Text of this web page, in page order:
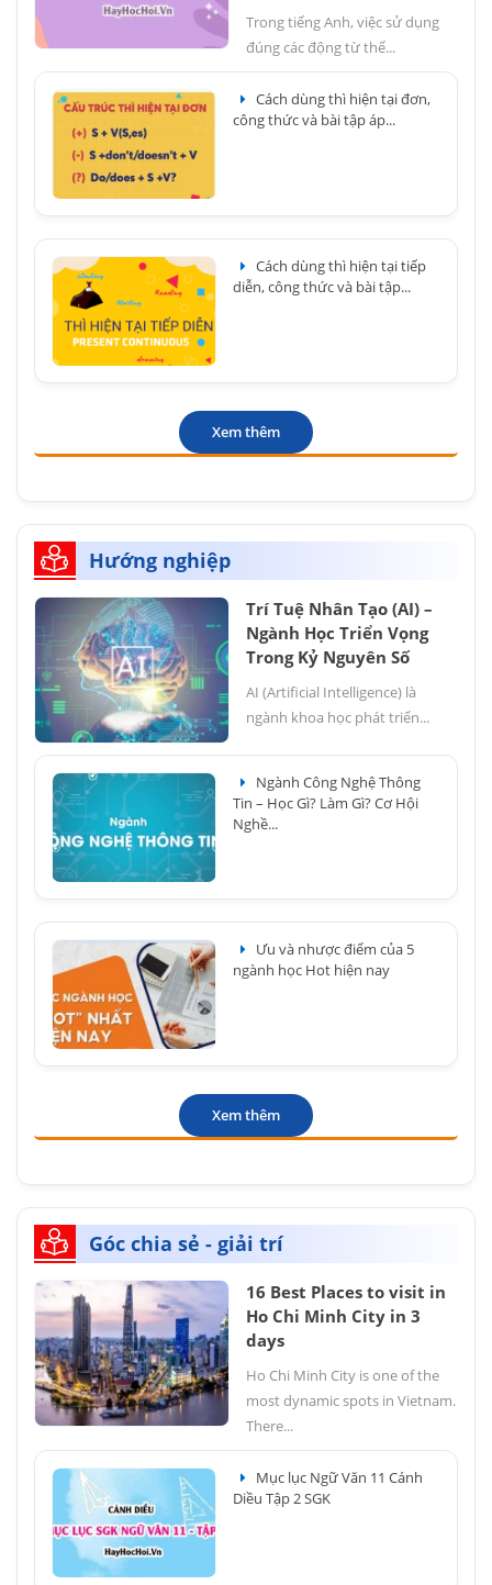
Trong tiếng Anh, việc sử dụng
đúng các động từ thể...
Cách dùng thì hiện tại đơn,
công thức và bài tập áp...
Cách dùng thì hiện tại tiếp
diễn, công thức và bài tập...
Xem thêm
Hướng nghiệp
Trí Tuệ Nhân Tạo (AI) –
Ngành Học Triển Vọng
Trong Kỷ Nguyên Số
AI (Artificial Intelligence) là
ngành khoa học phát triển...
Ngành Công Nghệ Thông
Tin – Học Gì? Làm Gì? Cơ Hội
Nghề...
Ưu và nhược điểm của 5
ngành học Hot hiện nay
Xem thêm
Góc chia sẻ - giải trí
16 Best Places to visit in
Ho Chi Minh City in 3
days
Ho Chi Minh City is one of the
most dynamic spots in Vietnam.
There...
Mục lục Ngữ Văn 11 Cánh
Diều Tập 2 SGK